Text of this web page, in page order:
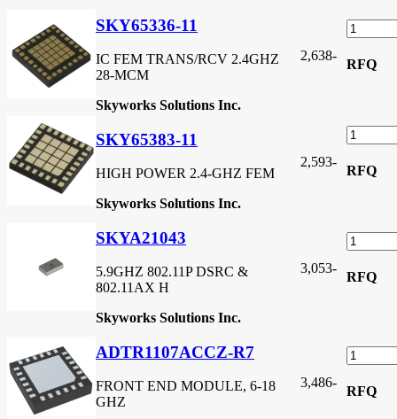
SKY65336-11
IC FEM TRANS/RCV 2.4GHZ
28-MCM
Skyworks Solutions Inc.
2,638-
RFQ
SKY65383-11
HIGH POWER 2.4-GHZ FEM
Skyworks Solutions Inc.
2,593-
RFQ
SKYA21043
5.9GHZ 802.11P DSRC &
802.11AX H
Skyworks Solutions Inc.
3,053-
RFQ
ADTR1107ACCZ-R7
FRONT END MODULE, 6-18
GHZ
3,486-
RFQ